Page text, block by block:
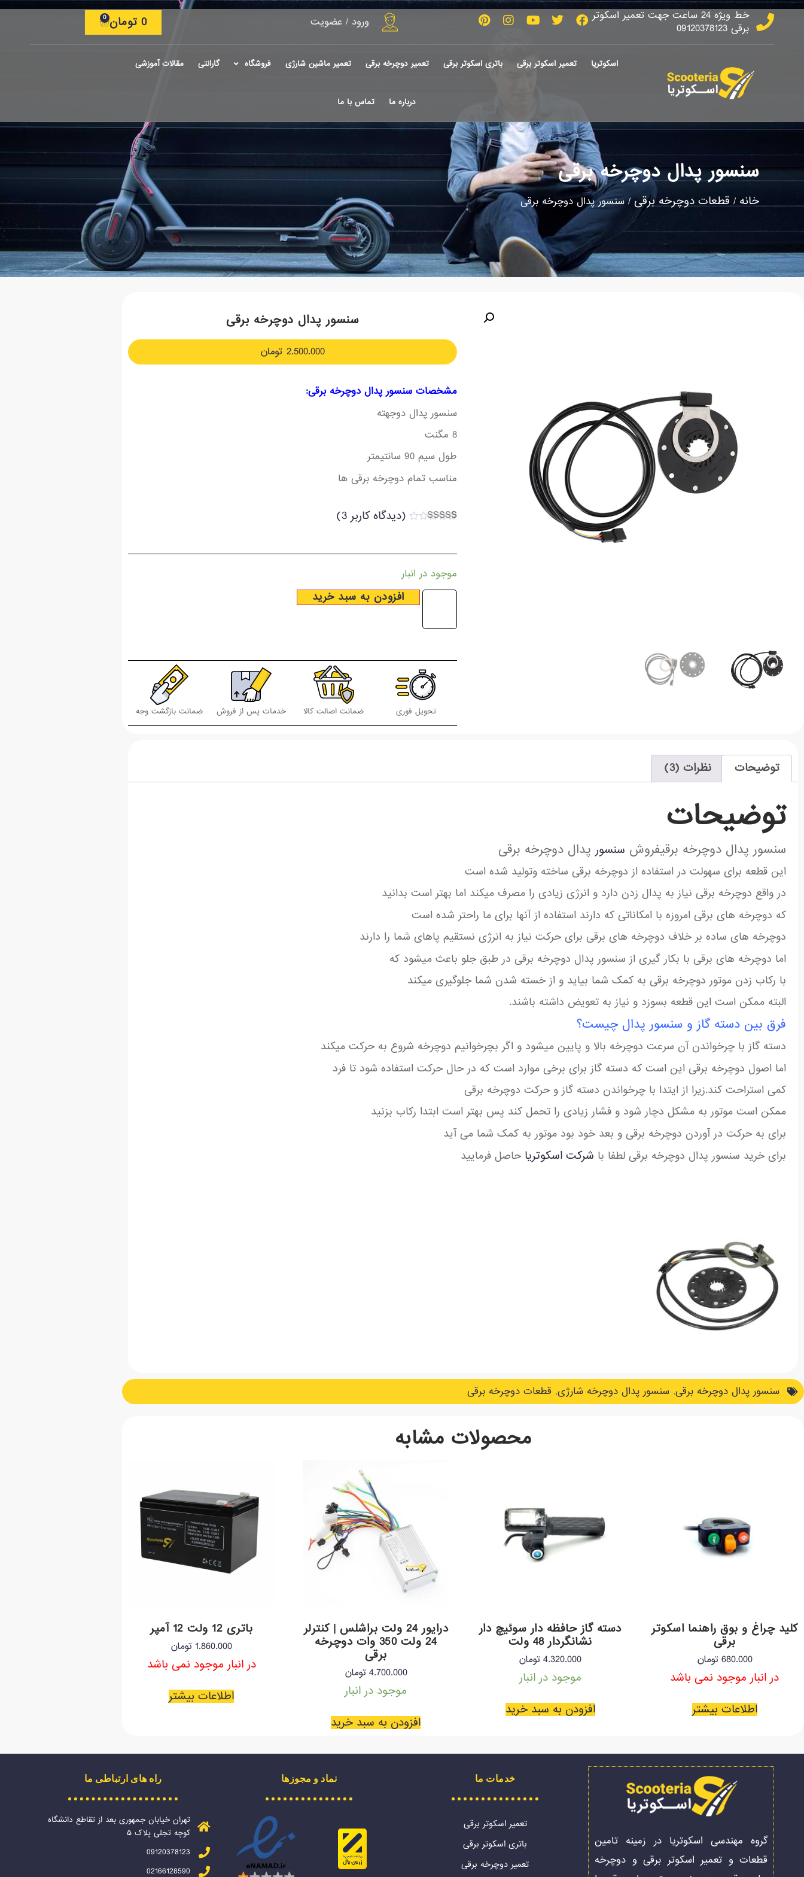
خط ویژه 24 ساعت جهت تعمیر اسکوتر
برقی 09120378123
ورود / عضویت 0 تومان 0
اسکوتریا تعمیر اسکوتر برقی باتری اسکوتر برقی تعمیر دوچرخه برقی تعمیر ماشین شارژی فروشگاه گارانتی مقالات آموزشی
درباره ما تماس با ما
سنسور پدال دوچرخه برقی
خانه / قطعات دوچرخه برقی/ سنسور پدال دوچرخه برقی
سنسور پدال دوچرخه برقی
2.500.000 تومان
مشخصات سنسور پدال دوچرخه برقی:
سنسور پدال دوجهته
8 مگنت
طول سیم 90 سانتیمتر
مناسب تمام دوچرخه برقی ها
(دیدگاه کاربر 3
)
موجود در انبار
افزودن به سبد خرید
تحویل فوری ضمانت اصالت کالا خدمات پس از فروش ضمانت بازگشت وجه
توضیحات نظرات (3)
توضیحات
سنسور پدال دوچرخه برقیفروش سنسور پدال دوچرخه برقی
این قطعه برای سهولت در استفاده از دوچرخه برقی ساخته وتولید شده است
در واقع دوچرخه برقی نیاز به پدال زدن دارد و انرژی زیادی را مصرف میکند اما بهتر است بدانید
که دوچرخه های برقی امروزه با امکاناتی که دارند استفاده از آنها برای ما راحتر شده است
دوچرخه های ساده بر خلاف دوچرخه های برقی برای حرکت نیاز به انرژی نستقیم پاهای شما را دارند
اما دوچرخه های برقی با بکار گیری از سنسور پدال دوچرخه برقی در طبق جلو باعث میشود که
با رکاب زدن موتور دوچرخه برقی به کمک شما بیاید و از خسته شدن شما جلوگیری میکند
البته ممکن است این قطعه بسوزد و نیاز به تعویض داشته باشند.
فرق بین دسته گاز و سنسور پدال چیست؟
دسته گاز با چرخواندن آن سرعت دوچرخه بالا و پایین میشود و اگر بچرخوانیم دوچرخه شروع به حرکت میکند
اما اصول دوچرخه برقی این است که دسته گاز برای برخی موارد است که در حال حرکت استفاده شود تا فرد
کمی استراحت کند.زیرا از ایتدا با چرخواندن دسته گاز و حرکت دوچرخه برقی
ممکن است موتور به مشکل دچار شود و فشار زیادی را تحمل کند پس بهتر است ابتدا رکاب بزنید
برای به حرکت در آوردن دوچرخه برقی و بعد خود بود موتور به کمک شما می آید
برای خرید سنسور پدال دوچرخه برقی لطفا با شرکت اسکوتریا حاصل فرمایید
سنسور پدال دوچرخه برقی, سنسور پدال دوچرخه شارژی, قطعات دوچرخه برقی
محصولات مشابه
کلید چراغ و بوق راهنما اسکوتر
برقی
680.000 تومان
در انبار موجود نمی باشد
اطلاعات بیشتر
دسته گاز حافظه دار سوئیچ دار
نشانگردار 48 ولت
4.320.000 تومان
موجود در انبار
افزودن به سبد خرید
درایور 24 ولت براشلس | کنترلر
24 ولت 350 وات دوچرخه
برقی
4.700.000 تومان
موجود در انبار
افزودن به سبد خرید
باتری 12 ولت 12 آمپر
1.860.000 تومان
در انبار موجود نمی باشد
اطلاعات بیشتر
گروه مهندسی اسکوتریا در زمینه تامین
قطعات و تعمیر اسکوتر برقی و دوچرخه
خدمات ما
تعمیر اسکوتر برقی
باتری اسکوتر برقی
تعمیر دوچرخه برقی
نماد و مجوزها راه های ارتباطی ما
تهران خیابان جمهوری بعد از تقاطع دانشگاه
کوچه تجلی پلاک ۵
09120378123
02166128590